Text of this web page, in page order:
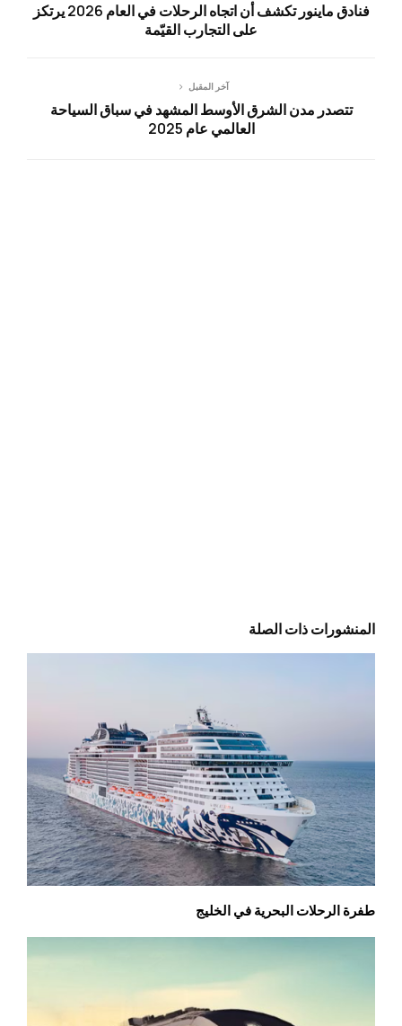
فنادق ماينور تكشف أن اتجاه الرحلات في العام 2026 يرتكز
على التجارب القيّمة
آخر المقبل
تتصدر مدن الشرق الأوسط المشهد في سباق السياحة
العالمي عام 2025
المنشورات ذات الصلة
طفرة الرحلات البحرية في الخليج